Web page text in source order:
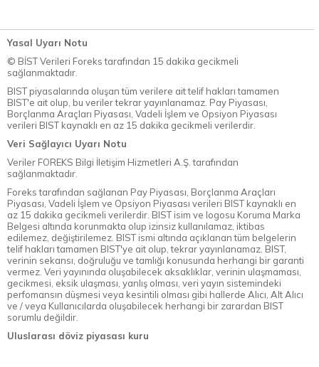
Yasal Uyarı Notu
© BİST Verileri Foreks tarafından 15 dakika gecikmeli
sağlanmaktadır.
BIST piyasalarında oluşan tüm verilere ait telif hakları tamamen
BIST'e ait olup, bu veriler tekrar yayınlanamaz. Pay Piyasası,
Borçlanma Araçları Piyasası, Vadeli İşlem ve Opsiyon Piyasası
verileri BIST kaynaklı en az 15 dakika gecikmeli verilerdir.
Veri Sağlayıcı Uyarı Notu
Veriler FOREKS Bilgi İletişim Hizmetleri A.Ş. tarafından
sağlanmaktadır.
Foreks tarafından sağlanan Pay Piyasası, Borçlanma Araçları
Piyasası, Vadeli İşlem ve Opsiyon Piyasası verileri BIST kaynaklı en
az 15 dakika gecikmeli verilerdir. BIST isim ve logosu Koruma Marka
Belgesi altında korunmakta olup izinsiz kullanılamaz, iktibas
edilemez, değiştirilemez. BIST ismi altında açıklanan tüm belgelerin
telif hakları tamamen BIST'ye ait olup, tekrar yayınlanamaz. BIST,
verinin sekansı, doğruluğu ve tamlığı konusunda herhangi bir garanti
vermez. Veri yayınında oluşabilecek aksaklıklar, verinin ulaşmaması,
gecikmesi, eksik ulaşması, yanlış olması, veri yayın sistemindeki
perfomansın düşmesi veya kesintili olması gibi hallerde Alıcı, Alt Alıcı
ve / veya Kullanıcılarda oluşabilecek herhangi bir zarardan BIST
sorumlu değildir.
Uluslarası döviz piyasası kuru